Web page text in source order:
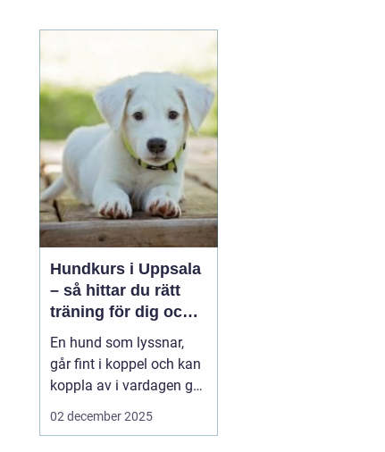
och människor, minskar
sparar både tid och
pengar på lång sikt. I en
region som Uppsala, ...
Hundkurs i Uppsala
– så hittar du rätt
träning för dig och
din hund
En hund som lyssnar,
går fint i koppel och kan
koppla av i vardagen gör
livet enklare för både
02 december 2025